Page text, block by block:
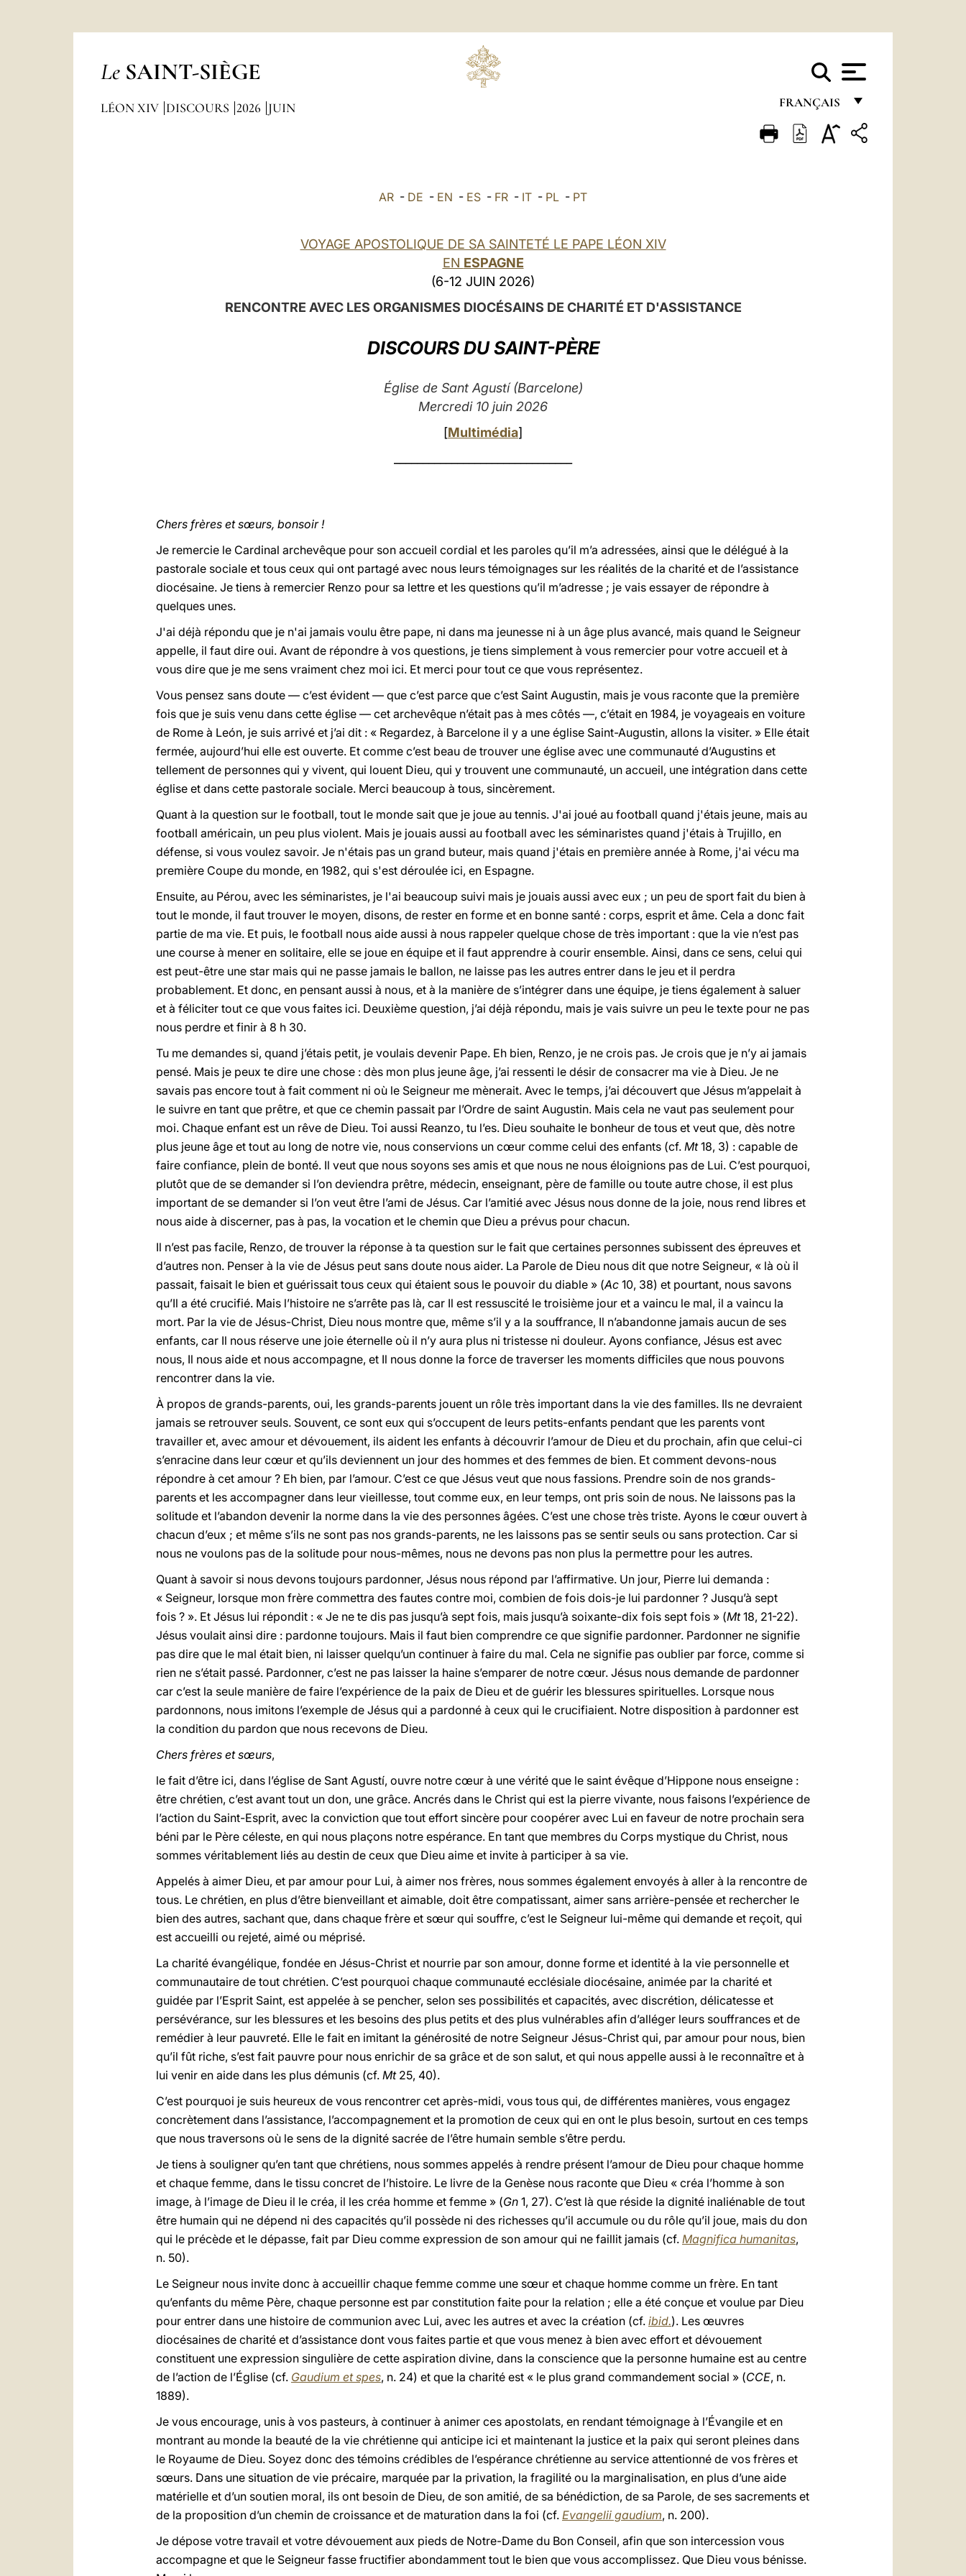
Le SAINT-SIÈGE
FRANÇAIS
FRANÇAIS
LÉON XIV DISCOURS 2026 JUIN
AR - DE - EN - ES - FR - IT - PL - PT
VOYAGE APOSTOLIQUE DE SA SAINTETÉ LE PAPE LÉON XIV
EN ESPAGNE
(6-12 JUIN 2026)
RENCONTRE AVEC LES ORGANISMES DIOCÉSAINS DE CHARITÉ ET D'ASSISTANCE
DISCOURS DU SAINT-PÈRE
Église de Sant Agustí (Barcelone)
Mercredi 10 juin 2026
[Multimédia]
Chers frères et sœurs, bonsoir !
Je remercie le Cardinal archevêque pour son accueil cordial et les paroles qu’il m’a adressées, ainsi que le délégué à la
pastorale sociale et tous ceux qui ont partagé avec nous leurs témoignages sur les réalités de la charité et de l’assistance
diocésaine. Je tiens à remercier Renzo pour sa lettre et les questions qu’il m’adresse ; je vais essayer de répondre à
quelques unes.
J'ai déjà répondu que je n'ai jamais voulu être pape, ni dans ma jeunesse ni à un âge plus avancé, mais quand le Seigneur
appelle, il faut dire oui. Avant de répondre à vos questions, je tiens simplement à vous remercier pour votre accueil et à
vous dire que je me sens vraiment chez moi ici. Et merci pour tout ce que vous représentez.
Vous pensez sans doute — c’est évident — que c’est parce que c’est Saint Augustin, mais je vous raconte que la première
fois que je suis venu dans cette église — cet archevêque n’était pas à mes côtés —, c’était en 1984, je voyageais en voiture
de Rome à León, je suis arrivé et j’ai dit : « Regardez, à Barcelone il y a une église Saint-Augustin, allons la visiter. » Elle était
fermée, aujourd’hui elle est ouverte. Et comme c’est beau de trouver une église avec une communauté d’Augustins et
tellement de personnes qui y vivent, qui louent Dieu, qui y trouvent une communauté, un accueil, une intégration dans cette
église et dans cette pastorale sociale. Merci beaucoup à tous, sincèrement.
Quant à la question sur le football, tout le monde sait que je joue au tennis. J'ai joué au football quand j'étais jeune, mais au
football américain, un peu plus violent. Mais je jouais aussi au football avec les séminaristes quand j'étais à Trujillo, en
défense, si vous voulez savoir. Je n'étais pas un grand buteur, mais quand j'étais en première année à Rome, j'ai vécu ma
première Coupe du monde, en 1982, qui s'est déroulée ici, en Espagne.
Ensuite, au Pérou, avec les séminaristes, je l'ai beaucoup suivi mais je jouais aussi avec eux ; un peu de sport fait du bien à
tout le monde, il faut trouver le moyen, disons, de rester en forme et en bonne santé : corps, esprit et âme. Cela a donc fait
partie de ma vie. Et puis, le football nous aide aussi à nous rappeler quelque chose de très important : que la vie n’est pas
une course à mener en solitaire, elle se joue en équipe et il faut apprendre à courir ensemble. Ainsi, dans ce sens, celui qui
est peut-être une star mais qui ne passe jamais le ballon, ne laisse pas les autres entrer dans le jeu et il perdra
probablement. Et donc, en pensant aussi à nous, et à la manière de s’intégrer dans une équipe, je tiens également à saluer
et à féliciter tout ce que vous faites ici. Deuxième question, j’ai déjà répondu, mais je vais suivre un peu le texte pour ne pas
nous perdre et finir à 8 h 30.
Tu me demandes si, quand j’étais petit, je voulais devenir Pape. Eh bien, Renzo, je ne crois pas. Je crois que je n’y ai jamais
pensé. Mais je peux te dire une chose : dès mon plus jeune âge, j’ai ressenti le désir de consacrer ma vie à Dieu. Je ne
savais pas encore tout à fait comment ni où le Seigneur me mènerait. Avec le temps, j’ai découvert que Jésus m’appelait à
le suivre en tant que prêtre, et que ce chemin passait par l’Ordre de saint Augustin. Mais cela ne vaut pas seulement pour
moi. Chaque enfant est un rêve de Dieu. Toi aussi Reanzo, tu l’es. Dieu souhaite le bonheur de tous et veut que, dès notre
plus jeune âge et tout au long de notre vie, nous conservions un cœur comme celui des enfants (cf. Mt18, 3) : capable de
faire confiance, plein de bonté. Il veut que nous soyons ses amis et que nous ne nous éloignions pas de Lui. C’est pourquoi,
plutôt que de se demander si l’on deviendra prêtre, médecin, enseignant, père de famille ou toute autre chose, il est plus
important de se demander si l’on veut être l’ami de Jésus. Car l’amitié avec Jésus nous donne de la joie, nous rend libres et
nous aide à discerner, pas à pas, la vocation et le chemin que Dieu a prévus pour chacun.
Il n’est pas facile, Renzo, de trouver la réponse à ta question sur le fait que certaines personnes subissent des épreuves et
d’autres non. Penser à la vie de Jésus peut sans doute nous aider. La Parole de Dieu nous dit que notre Seigneur, « là où il
passait, faisait le bien et guérissait tous ceux qui étaient sous le pouvoir du diable » (Ac 10, 38) et pourtant, nous savons
qu’Il a été crucifié. Mais l’histoire ne s’arrête pas là, car Il est ressuscité le troisième jour et a vaincu le mal, il a vaincu la
mort. Par la vie de Jésus-Christ, Dieu nous montre que, même s’il y a la souffrance, Il n’abandonne jamais aucun de ses
enfants, car Il nous réserve une joie éternelle où il n’y aura plus ni tristesse ni douleur. Ayons confiance, Jésus est avec
nous, Il nous aide et nous accompagne, et Il nous donne la force de traverser les moments difficiles que nous pouvons
rencontrer dans la vie.
À propos de grands-parents, oui, les grands-parents jouent un rôle très important dans la vie des familles. Ils ne devraient
jamais se retrouver seuls. Souvent, ce sont eux qui s’occupent de leurs petits-enfants pendant que les parents vont
travailler et, avec amour et dévouement, ils aident les enfants à découvrir l’amour de Dieu et du prochain, afin que celui-ci
s’enracine dans leur cœur et qu’ils deviennent un jour des hommes et des femmes de bien. Et comment devons-nous
répondre à cet amour ? Eh bien, par l’amour. C’est ce que Jésus veut que nous fassions. Prendre soin de nos grands-
parents et les accompagner dans leur vieillesse, tout comme eux, en leur temps, ont pris soin de nous. Ne laissons pas la
solitude et l’abandon devenir la norme dans la vie des personnes âgées. C’est une chose très triste. Ayons le cœur ouvert à
chacun d’eux ; et même s’ils ne sont pas nos grands-parents, ne les laissons pas se sentir seuls ou sans protection. Car si
nous ne voulons pas de la solitude pour nous-mêmes, nous ne devons pas non plus la permettre pour les autres.
Quant à savoir si nous devons toujours pardonner, Jésus nous répond par l’affirmative. Un jour, Pierre lui demanda :
« Seigneur, lorsque mon frère commettra des fautes contre moi, combien de fois dois-je lui pardonner ? Jusqu’à sept
fois ? ». Et Jésus lui répondit : « Je ne te dis pas jusqu’à sept fois, mais jusqu’à soixante-dix fois sept fois » (Mt18, 21-22).
Jésus voulait ainsi dire : pardonne toujours. Mais il faut bien comprendre ce que signifie pardonner. Pardonner ne signifie
pas dire que le mal était bien, ni laisser quelqu’un continuer à faire du mal. Cela ne signifie pas oublier par force, comme si
rien ne s’était passé. Pardonner, c’est ne pas laisser la haine s’emparer de notre cœur. Jésus nous demande de pardonner
car c’est la seule manière de faire l’expérience de la paix de Dieu et de guérir les blessures spirituelles. Lorsque nous
pardonnons, nous imitons l’exemple de Jésus qui a pardonné à ceux qui le crucifiaient. Notre disposition à pardonner est
la condition du pardon que nous recevons de Dieu.
Chers frères et sœurs,
le fait d’être ici, dans l’église de Sant Agustí, ouvre notre cœur à une vérité que le saint évêque d’Hippone nous enseigne :
être chrétien, c’est avant tout un don, une grâce. Ancrés dans le Christ qui est la pierre vivante, nous faisons l’expérience de
l’action du Saint-Esprit, avec la conviction que tout effort sincère pour coopérer avec Lui en faveur de notre prochain sera
béni par le Père céleste, en qui nous plaçons notre espérance. En tant que membres du Corps mystique du Christ, nous
sommes véritablement liés au destin de ceux que Dieu aime et invite à participer à sa vie.
Appelés à aimer Dieu, et par amour pour Lui, à aimer nos frères, nous sommes également envoyés à aller à la rencontre de
tous. Le chrétien, en plus d’être bienveillant et aimable, doit être compatissant, aimer sans arrière-pensée et rechercher le
bien des autres, sachant que, dans chaque frère et sœur qui souffre, c’est le Seigneur lui-même qui demande et reçoit, qui
est accueilli ou rejeté, aimé ou méprisé.
La charité évangélique, fondée en Jésus-Christ et nourrie par son amour, donne forme et identité à la vie personnelle et
communautaire de tout chrétien. C’est pourquoi chaque communauté ecclésiale diocésaine, animée par la charité et
guidée par l’Esprit Saint, est appelée à se pencher, selon ses possibilités et capacités, avec discrétion, délicatesse et
persévérance, sur les blessures et les besoins des plus petits et des plus vulnérables afin d’alléger leurs souffrances et de
remédier à leur pauvreté. Elle le fait en imitant la générosité de notre Seigneur Jésus-Christ qui, par amour pour nous, bien
qu’il fût riche, s’est fait pauvre pour nous enrichir de sa grâce et de son salut, et qui nous appelle aussi à le reconnaître et à
lui venir en aide dans les plus démunis (cf. Mt 25, 40).
C’est pourquoi je suis heureux de vous rencontrer cet après-midi, vous tous qui, de différentes manières, vous engagez
concrètement dans l’assistance, l’accompagnement et la promotion de ceux qui en ont le plus besoin, surtout en ces temps
que nous traversons où le sens de la dignité sacrée de l’être humain semble s’être perdu.
Je tiens à souligner qu’en tant que chrétiens, nous sommes appelés à rendre présent l’amour de Dieu pour chaque homme
et chaque femme, dans le tissu concret de l’histoire. Le livre de la Genèse nous raconte que Dieu « créa l’homme à son
image, à l’image de Dieu il le créa, il les créa homme et femme » (Gn 1, 27). C’est là que réside la dignité inaliénable de tout
être humain qui ne dépend ni des capacités qu’il possède ni des richesses qu’il accumule ou du rôle qu’il joue, mais du don
qui le précède et le dépasse, fait par Dieu comme expression de son amour qui ne faillit jamais (cf. Magnifica humanitas,
n. 50).
Le Seigneur nous invite donc à accueillir chaque femme comme une sœur et chaque homme comme un frère. En tant
qu’enfants du même Père, chaque personne est par constitution faite pour la relation ; elle a été conçue et voulue par Dieu
pour entrer dans une histoire de communion avec Lui, avec les autres et avec la création (cf. ibid.). Les œuvres
diocésaines de charité et d’assistance dont vous faites partie et que vous menez à bien avec effort et dévouement
constituent une expression singulière de cette aspiration divine, dans la conscience que la personne humaine est au centre
de l’action de l’Église (cf. Gaudium et spes, n. 24) et que la charité est « le plus grand commandement social » (CCE, n.
1889).
Je vous encourage, unis à vos pasteurs, à continuer à animer ces apostolats, en rendant témoignage à l’Évangile et en
montrant au monde la beauté de la vie chrétienne qui anticipe ici et maintenant la justice et la paix qui seront pleines dans
le Royaume de Dieu. Soyez donc des témoins crédibles de l’espérance chrétienne au service attentionné de vos frères et
sœurs. Dans une situation de vie précaire, marquée par la privation, la fragilité ou la marginalisation, en plus d’une aide
matérielle et d’un soutien moral, ils ont besoin de Dieu, de son amitié, de sa bénédiction, de sa Parole, de ses sacrements et
de la proposition d’un chemin de croissance et de maturation dans la foi (cf. Evangelii gaudium, n. 200).
Je dépose votre travail et votre dévouement aux pieds de Notre-Dame du Bon Conseil, afin que son intercession vous
accompagne et que le Seigneur fasse fructifier abondamment tout le bien que vous accomplissez. Que Dieu vous bénisse.